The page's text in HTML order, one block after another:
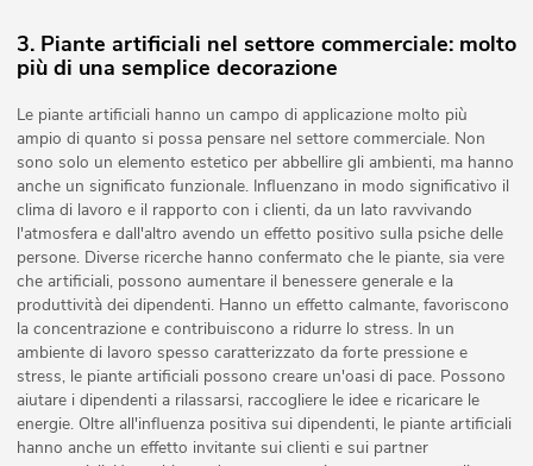
3. Piante artificiali nel settore commerciale: molto
più di una semplice decorazione
Le piante artificiali hanno un campo di applicazione molto più
ampio di quanto si possa pensare nel settore commerciale. Non
sono solo un elemento estetico per abbellire gli ambienti, ma hanno
anche un significato funzionale. Influenzano in modo significativo il
clima di lavoro e il rapporto con i clienti, da un lato ravvivando
l'atmosfera e dall'altro avendo un effetto positivo sulla psiche delle
persone. Diverse ricerche hanno confermato che le piante, sia vere
che artificiali, possono aumentare il benessere generale e la
produttività dei dipendenti. Hanno un effetto calmante, favoriscono
la concentrazione e contribuiscono a ridurre lo stress. In un
ambiente di lavoro spesso caratterizzato da forte pressione e
stress, le piante artificiali possono creare un'oasi di pace. Possono
aiutare i dipendenti a rilassarsi, raccogliere le idee e ricaricare le
energie. Oltre all'influenza positiva sui dipendenti, le piante artificiali
hanno anche un effetto invitante sui clienti e sui partner